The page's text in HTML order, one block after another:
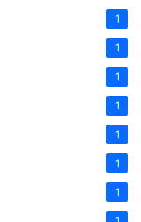
1
1
1
1
1
1
1